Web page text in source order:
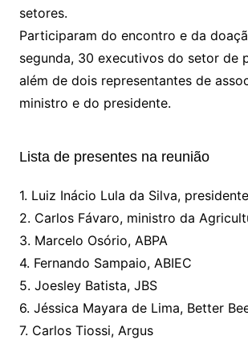
setores.
Participaram do encontro e da
segunda, 30 executivos do setor de
além de dois representantes de
ministro e do presidente.
Lista de presentes na reunião
1. Luiz Inácio Lula da Silva,
2. Carlos Fávaro, ministro da
3. Marcelo Osório, ABPA
4. Fernando Sampaio, ABIEC
5. Joesley Batista, JBS
6. Jéssica Mayara de Lima, Better
7. Carlos Tiossi, Argus